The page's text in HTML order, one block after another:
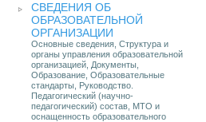
СВЕДЕНИЯ ОБ
ОБРАЗОВАТЕЛЬНОЙ
ОРГАНИЗАЦИИ
Основные сведения, Структура и
органы управления образовательной
организацией, Документы,
Образование, Образовательные
стандарты, Руководство.
Педагогический (научно-
педагогический) состав, МТО и
оснащенность образовательного